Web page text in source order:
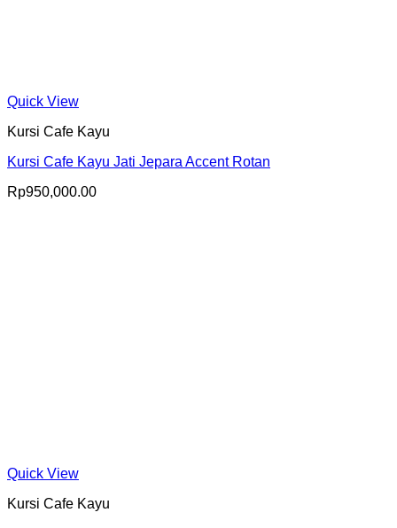
Quick View
Kursi Cafe Kayu
Kursi Cafe Kayu Jati Jepara Accent Rotan
Rp950,000.00
Quick View
Kursi Cafe Kayu